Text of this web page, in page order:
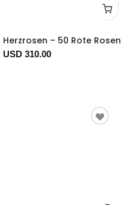
Herzrosen – 50 Rote Rosen
USD 310.00